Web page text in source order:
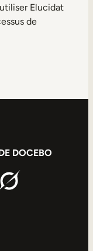
Elucidat
de
DOCEBO